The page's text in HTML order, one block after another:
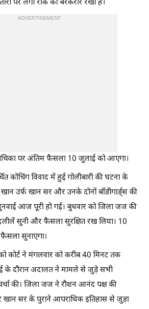
पर लगी रोक को बरकरार रखा है।
ADVERTISEMENT
पर अंतिम फैसला 10 जुलाई को आएगा।
कोचिंग विवाद में हुई गोलीबारी की घटना के
उर्फ खान सर और उनके दोनों बॉडीगार्ड्स की
आज पूरी हो गई। बुधवार को जिला जज की
दलीलें सुनी और फैसला सुरक्षित रख लिया। 10
सुनाएगा।
कोर्ट ने मंगलवार को करीब 40 मिनट तक
के दौरान अदालत ने मामले से जुड़े सभी
की। जिला जज ने रौशन आनंद पक्ष की
सर के पुराने आपराधिक इतिहास से जुड़ा